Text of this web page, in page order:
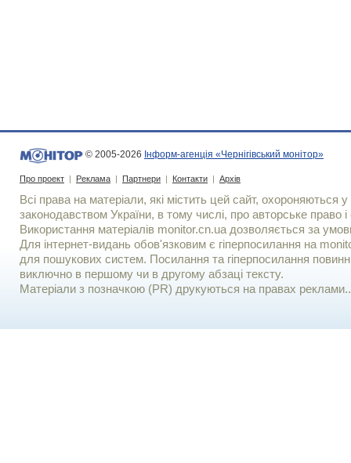
© 2005-2026 Інформ-агенція «Чернігівський монітор»
Про проект | Реклама | Партнери | Контакти | Архів
Всі права на матеріали, які містить цей сайт, охороняються у
законодавством України, в тому числі, про авторське право і
Використання матерiалiв monitor.cn.ua дозволяється за
Для iнтернет-видань обов'язковим є гiперпосилання на
для пошукових систем. Посилання та гіперпосилання
виключно в першому чи в другому абзаці тексту.
Матеріали з позначкою (PR) друкуються на правах реклами..